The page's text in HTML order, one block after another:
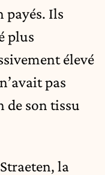
payés. Ils
plus
élevé
pas
de son tissu
la